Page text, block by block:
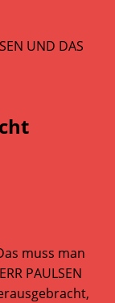
muss man
PAULSEN